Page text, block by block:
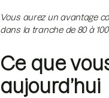
Vous aurez un avantage
dans la tranche de 80 à 100
Ce que
aujourd’hui